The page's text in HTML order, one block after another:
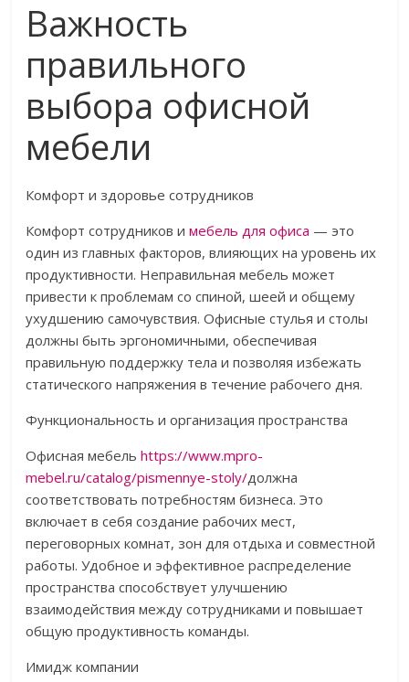
Важность
правильного
выбора офисной
мебели
Комфорт и здоровье сотрудников
Комфорт сотрудников имебель для офиса — это
один из главных факторов, влияющих на уровень их
продуктивности. Неправильная мебель может
привести к проблемам со спиной, шеей и общему
ухудшению самочувствия. Офисные стулья и столы
должны быть эргономичными, обеспечивая
правильную поддержку тела и позволяя избежать
статического напряжения в течение рабочего дня.
Функциональность и организация пространства
Офисная мебельhttps://www.mpro-
mebel.ru/catalog/pismennye-stoly/должна
соответствовать потребностям бизнеса. Это
включает в себя создание рабочих мест,
переговорных комнат, зон для отдыха и совместной
работы. Удобное и эффективное распределение
пространства способствует улучшению
взаимодействия между сотрудниками и повышает
общую продуктивность команды.
Имидж компании